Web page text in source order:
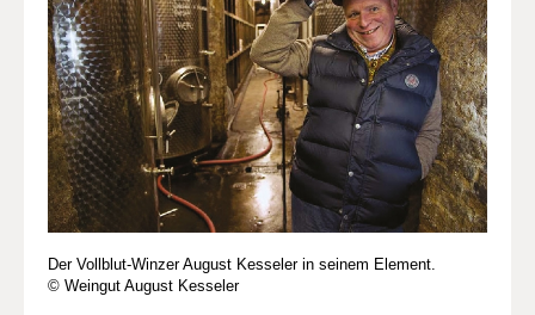
Der Vollblut-Winzer August Kesseler in seinem Element.
© Weingut August Kesseler